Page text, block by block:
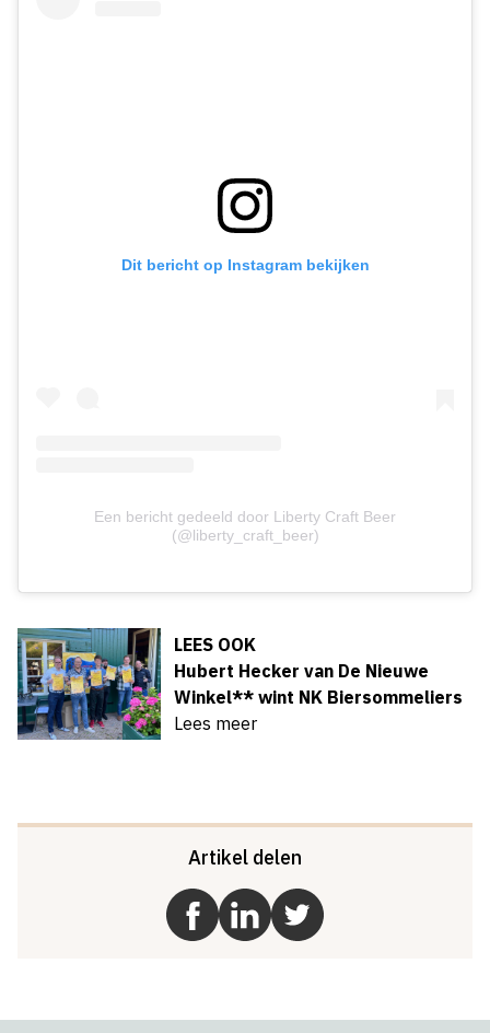
Dit bericht op Instagram bekijken
Een bericht gedeeld door Liberty Craft Beer
(@liberty_craft_beer)
LEES OOK
Hubert Hecker van De Nieuwe
Winkel** wint NK Biersommeliers
Lees meer
Artikel delen